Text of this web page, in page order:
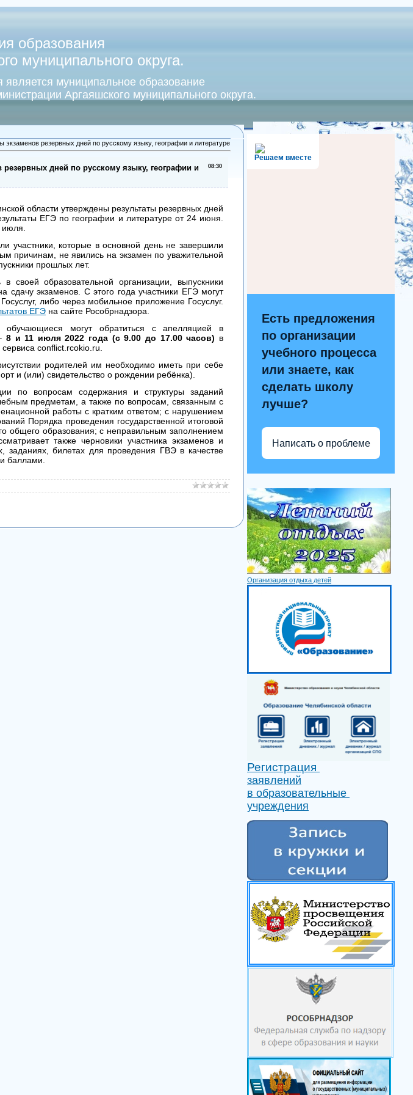
образования
муниципального округа.
муниципальное образование
Аргаяшского муниципального округа.
экзаменов резервных дней по русскому языку, географии и литературе
08:30
дней по русскому языку, географии и
области утверждены результаты резервных дней
ЕГЭ по географии и литературе от 24 июня.
участники, которые в основной день не завершили
причинам, не явились на экзамен по уважительной
прошлых лет.
своей образовательной организации, выпускники
сдачу экзаменов. С этого года участники ЕГЭ могут
либо через мобильное приложение Госуслуг.
ЕГЭ на сайте Рособрнадзора.
могут обратиться с апелляцией в
8 и 11 июля 2022 года (с 9.00 до 17.00 часов) в
conflict.rcokio.ru.
родителей им необходимо иметь при себе
и (или) свидетельство о рождении ребёнка).
по вопросам содержания и структуры заданий
предметам, а также по вопросам, связанным с
работы с кратким ответом; с нарушением
Порядка проведения государственной итоговой
общего образования; с неправильным заполнением
также черновики участника экзаменов и
билетах для проведения ГВЭ в качестве
баллами.
Решаем вместе
Есть предложения
по организации
учебного процесса
или знаете, как
сделать школу
лучше?
Написать о проблеме
Организация отдыха детей
Регистрация
заявлений
в образовательные
учреждения